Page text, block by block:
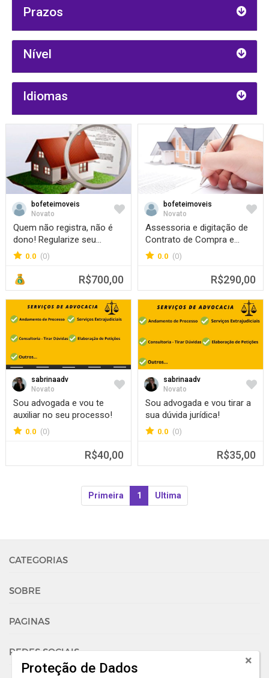
Prazos
Nível
Idiomas
bofeteimoveis
Novato
Favorite
Quem não registra, não é
dono! Regularize seu
imóvel!
0.0 (0)
R$700,00
bofeteimoveis
Novato
Assessoria e digitação de
Contrato de Compra e
Venda
0.0 (0)
R$290,00
sabrinaadv
Novato
Favorite
Sou advogada e vou te
auxiliar no seu processo!
0.0 (0)
R$40,00
sabrinaadv
Novato
Sou advogada e vou tirar a
sua dúvida jurídica!
0.0 (0)
R$35,00
Primeira 1 Ultima
CATEGORIAS
SOBRE
PAGINAS
REDES SOCIAIS
Proteção de Dados